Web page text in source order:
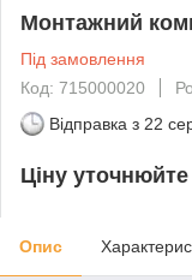
Монтажний
Під замовлення
Код: 715000020
Відправка з 22
Ціну уточнюйте
Опис